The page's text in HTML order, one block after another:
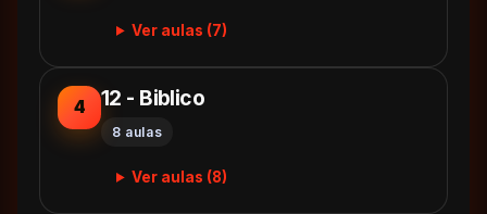
Ver aulas (7)
4 12 - Biblico
8 aulas
Ver aulas (8)